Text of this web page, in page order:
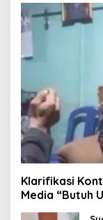
Klarifikasi
Media “Butuh
Suap